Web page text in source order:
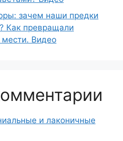
зачем наши предки
Как превращали
Видео
и лаконичные